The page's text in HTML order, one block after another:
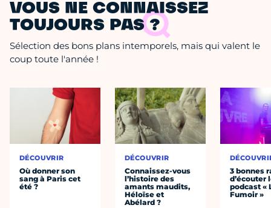
VOUS NE CONNAISSEZ
TOUJOURS PAS ?
Sélection des bons plans intemporels, mais qui valent le
coup toute l'année !
DÉCOUVRIR
Où donner son
sang à Paris cet
été ?
DÉCOUVRIR
Connaissez-vous
l’histoire des
amants maudits,
Héloïse et
Abélard ?
3 bonnes
d’écouter
podcast «
Fumoir »